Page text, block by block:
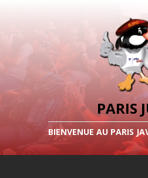
PARIS
BIENVENUE AU PARIS